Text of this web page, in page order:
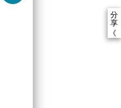
分
享
《